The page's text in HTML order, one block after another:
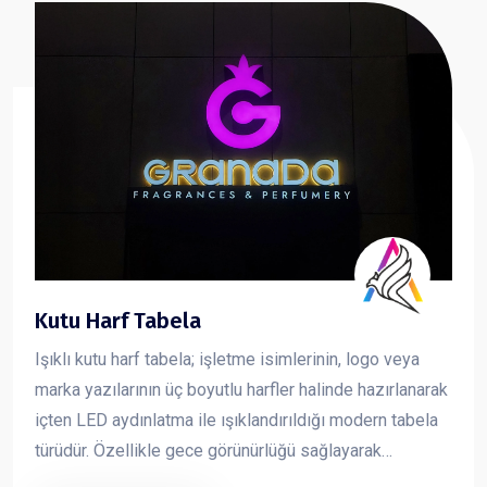
Kutu Harf Tabela
Işıklı kutu harf tabela; işletme isimlerinin, logo veya
marka yazılarının üç boyutlu harfler halinde hazırlanarak
içten LED aydınlatma ile ışıklandırıldığı modern tabela
türüdür. Özellikle gece görünürlüğü sağlayarak